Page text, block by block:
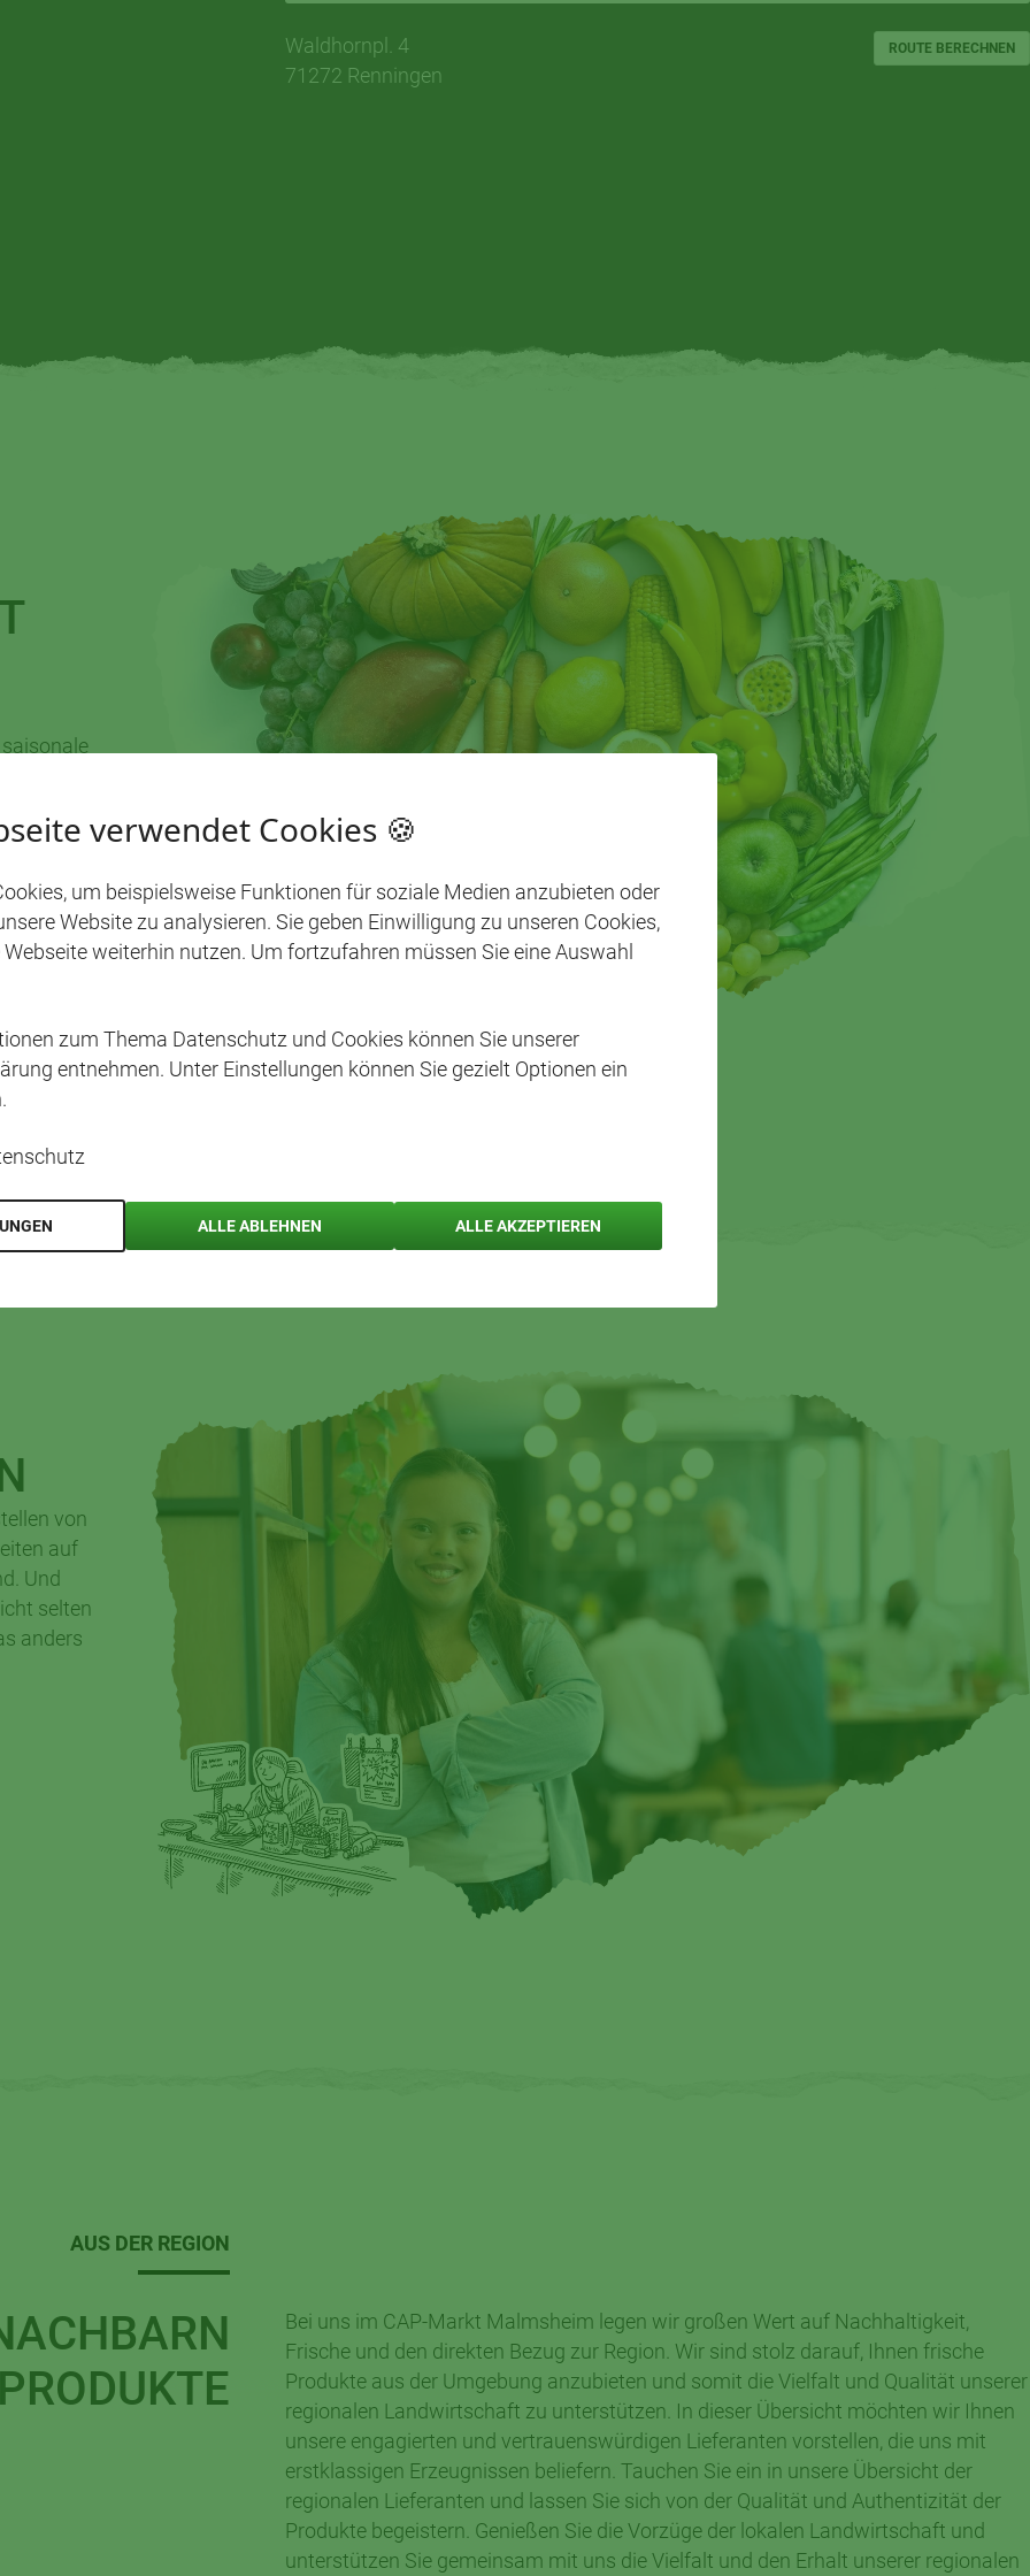
Waldhornpl. 4
71272 Renningen
ROUTE BERECHNEN
BIS
von
auf
Und
selten
anders
AUS DER REGION
Bei uns im CAP-Markt Malmsheim legen wir großen Wert auf Nachhaltigkeit,
Frische und den direkten Bezug zur Region. Wir sind stolz darauf, Ihnen frische
Produkte aus der Umgebung anzubieten und somit die Vielfalt und Qualität unserer
regionalen Landwirtschaft zu unterstützen. In dieser Übersicht möchten wir Ihnen
unsere engagierten und vertrauenswürdigen Lieferanten vorstellen, die uns mit
erstklassigen Erzeugnissen beliefern. Tauchen Sie ein in unsere Übersicht der
regionalen Lieferanten und lassen Sie sich von der Qualität und Authentizität der
Produkte begeistern. Genießen Sie die Vorzüge der lokalen Landwirtschaft und
unterstützen Sie gemeinsam mit uns die Vielfalt und den Erhalt unserer regionalen
verwendet Cookies 🍪
um beispielsweise Funktionen für soziale Medien anzubieten oder
Website zu analysieren. Sie geben Einwilligung zu unseren Cookies,
weiterhin nutzen. Um fortzufahren müssen Sie eine Auswahl
zum Thema Datenschutz und Cookies können Sie unserer
entnehmen. Unter Einstellungen können Sie gezielt Optionen ein
ALLE ABLEHNEN ALLE AKZEPTIEREN